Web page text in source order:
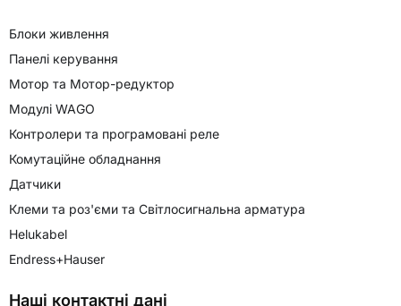
Блоки живлення
Панелі керування
Мотор та Мотор-редуктор
Модулі WAGO
Контролери та програмовані реле
Комутаційне обладнання
Датчики
Клеми та роз'єми та Світлосигнальна арматура
Helukabel
Endress+Hauser
Наші контактні дані